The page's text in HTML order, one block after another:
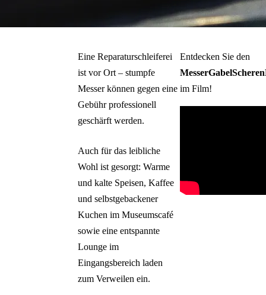
Eine Reparaturschleiferei
ist vor Ort – stumpfe
Messer können gegen eine
Gebühr professionell
geschärft werden.
Auch für das leibliche
Wohl ist gesorgt: Warme
und kalte Speisen, Kaffee
und selbstgebackener
Kuchen im Museumscafé
sowie eine entspannte
Lounge im
Eingangsbereich laden
zum Verweilen ein.
Entdecken Sie den
im Film!